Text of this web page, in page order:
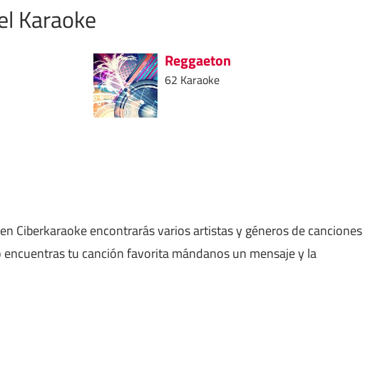
Karaoke
Reggaeton
62 Karaoke
en Ciberkaraoke encontrarás varios artistas y géneros de canciones
tu canción favorita mándanos un mensaje y la